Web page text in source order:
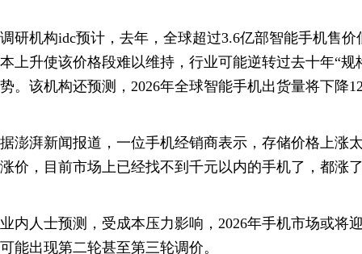
调研机构idc预计，去年，全球超过3.6亿部智能手机售
本上升使该价格段难以维持，行业可能逆转过去十年“规
势。该机构还预测，2026年全球智能手机出货量将下降
据澎湃新闻报道，一位手机经销商表示，存储价格上涨
涨价，目前市场上已经找不到千元以内的手机了，都涨
业内人士预测，受成本压力影响，2026年手机市场或将
可能出现第二轮甚至第三轮调价。